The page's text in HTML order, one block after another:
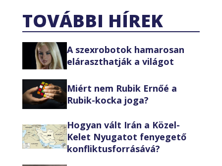
TOVÁBBI HÍREK
A szexrobotok hamarosan
eláraszthatják a világot
Miért nem Rubik Ernőé a
Rubik-kocka joga?
Hogyan vált Irán a Közel-
Kelet Nyugatot fenyegető
konfliktusforrásává?